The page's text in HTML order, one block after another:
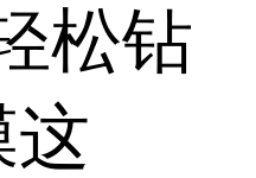
松钻
这